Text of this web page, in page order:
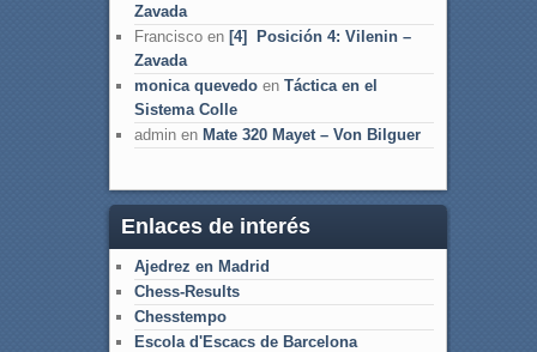
Zavada
Franciscoen [4] Posición 4: Vilenin –
Zavada
monica quevedoen Táctica en el
Sistema Colle
adminen Mate 320 Mayet – Von Bilguer
Enlaces de interés
Ajedrez en Madrid
Chess-Results
Chesstempo
Escola d'Escacs de Barcelona